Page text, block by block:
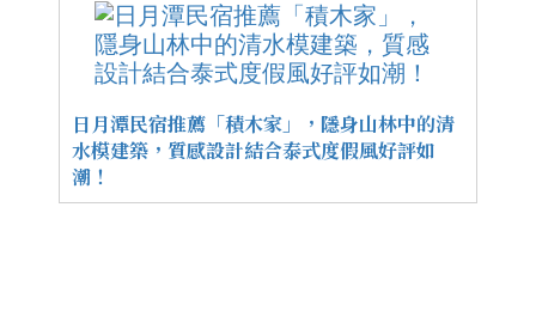
日月潭民宿推薦「積木家」，隱身山林中的清
水模建築，質感設計結合泰式度假風好評如
潮！